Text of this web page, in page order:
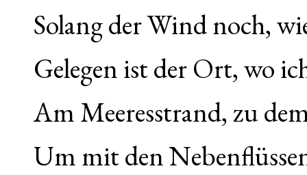
Solang der Wind noch,
Gelegen ist der Ort, wo
Am Meeresstrand, zu
Um mit den